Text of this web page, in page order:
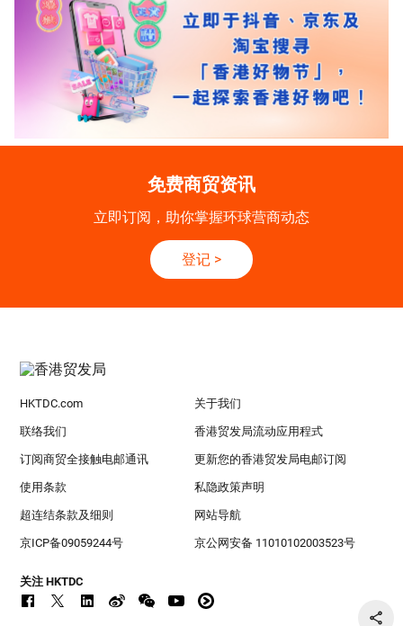
免费商贸资讯
立即订阅，助你掌握环球营商动态
登记 >
HKTDC.com 关于我们
联络我们 香港贸发局流动应用程式
订阅商贸全接触电邮通讯 更新您的香港贸发局电邮订阅
使用条款 私隐政策声明
超连结条款及细则 网站导航
京ICP备09059244号 京公网安备 11010102003523号
关注 HKTDC